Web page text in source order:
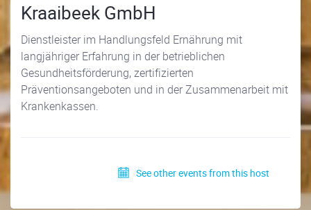
Kraaibeek GmbH
Dienstleister im Handlungsfeld Ernährung mit
langjähriger Erfahrung in der betrieblichen
Gesundheitsförderung, zertifizierten
Präventionsangeboten und in der Zusammenarbeit mit
Krankenkassen.
See other events from this host